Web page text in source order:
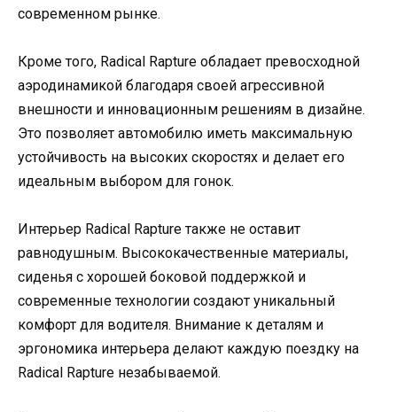
современном рынке.
Кроме того, Radical Rapture обладает превосходной
аэродинамикой благодаря своей агрессивной
внешности и инновационным решениям в дизайне.
Это позволяет автомобилю иметь максимальную
устойчивость на высоких скоростях и делает его
идеальным выбором для гонок.
Интерьер Radical Rapture также не оставит
равнодушным. Высококачественные материалы,
сиденья с хорошей боковой поддержкой и
современные технологии создают уникальный
комфорт для водителя. Внимание к деталям и
эргономика интерьера делают каждую поездку на
Radical Rapture незабываемой.